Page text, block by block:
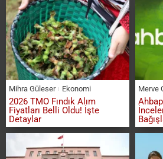
Mihra Güleser Ekonomi
2026 TMO Fındık Alım
Fiyatları Belli Oldu! İşte
Detaylar
Merve